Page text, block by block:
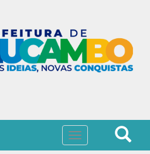
Toggle
navigation